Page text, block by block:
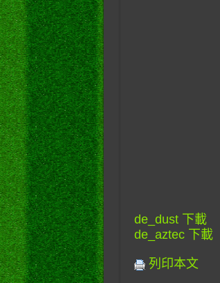
de_dust 下載
de_aztec 下載
列印本文